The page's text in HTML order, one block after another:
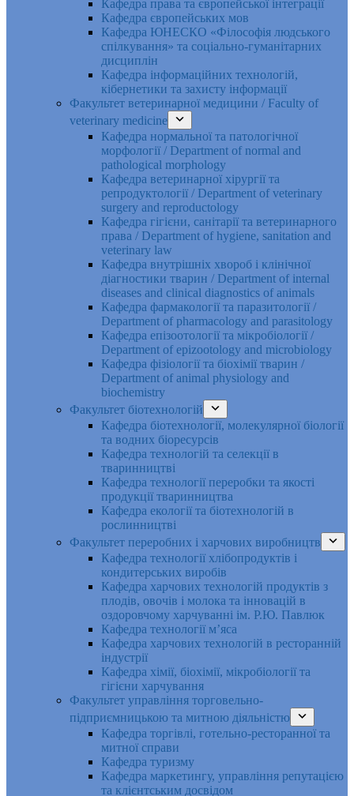
Кафедра права та європейської інтеграції
Кафедра європейських мов
Кафедра ЮНЕСКО «Філософія людського
спілкування» та соціально-гуманітарних
дисциплін
Кафедра інформаційних технологій,
кібернетики та захисту інформації
Факультет ветеринарної медицини / Faculty of
veterinary medicine
Кафедра нормальної та патологічної
морфології / Department of normal and
pathological morphology
Кафедра ветеринарної хірургії та
репродуктології / Department of veterinary
surgery and reproductology
Кафедра гігієни, санітарії та ветеринарного
права / Department of hygiene, sanitation and
veterinary law
Кафедра внутрішніх хвороб і клінічної
діагностики тварин / Department of internal
diseases and clinical diagnostics of animals
Кафедра фармакології та паразитології /
Department of pharmacology and parasitology
Кафедра епізоотології та мікробіології /
Department of epizootology and microbiology
Кафедра фізіології та біохімії тварин /
Department of animal physiology and
biochemistry
Факультет біотехнологій
Кафедра біотехнології, молекулярної біології
та водних біоресурсів
Кафедра технологій та селекції в
тваринництві
Кафедра технології переробки та якості
продукції тваринництва
Кафедра екології та біотехнологій в
рослинництві
Факультет переробних і харчових виробництв
Кафедра технології хлібопродуктів і
кондитерських виробів
Кафедра харчових технологій продуктів з
плодів, овочів і молока та інновацій в
оздоровчому харчуванні ім. Р.Ю. Павлюк
Кафедра технології м’яса
Кафедра харчових технологій в ресторанній
індустрії
Кафедра хімії, біохімії, мікробіології та
гігієни харчування
Факультет управління торговельно-
підприємницькою та митною діяльністю
Кафедра торгівлі, готельно-ресторанної та
митної справи
Кафедра туризму
Кафедра маркетингу, управління репутацією
та клієнтським досвідом